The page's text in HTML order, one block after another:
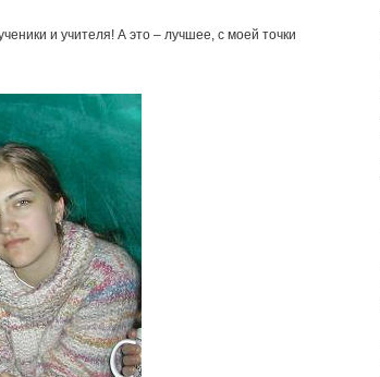
и учителя! А это – лучшее, с моей точки